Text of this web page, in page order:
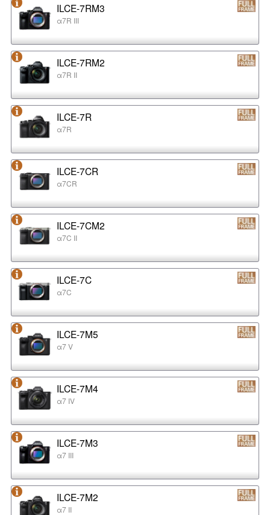
ILCE-7RM3
α7R III
ILCE-7RM2
α7R II
ILCE-7R
α7R
ILCE-7CR
α7CR
ILCE-7CM2
α7C II
ILCE-7C
α7C
ILCE-7M5
α7 V
ILCE-7M4
α7 IV
ILCE-7M3
α7 III
ILCE-7M2
α7 II